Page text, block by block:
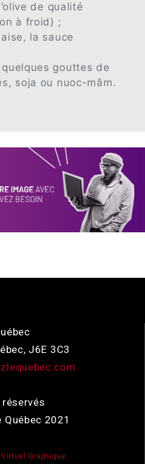
de qualité
à froid) ;
la sauce
gouttes de
soja ou nuoc-mâm.
J6E 3C3
2021
Virtuel Graphique